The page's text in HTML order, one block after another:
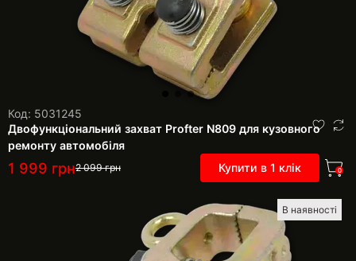
Код: 5031245
Двофункціональний захват Profter N809 для кузовного
ремонту автомобіля
1 999 грн2 099грн Купити в 1 клік 0
В наявності